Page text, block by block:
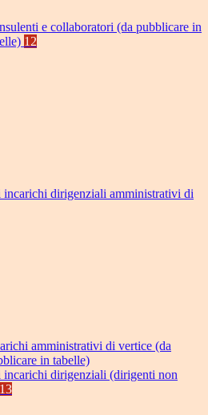
e collaboratori (da pubblicare in
12
dirigenziali amministrativi di
amministrativi di vertice (da
in tabelle)
dirigenziali (dirigenti non
13